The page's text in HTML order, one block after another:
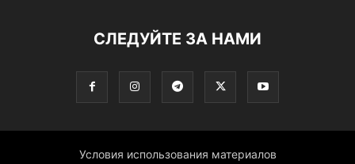
СЛЕДУЙТЕ ЗА НАМИ
Условия использования материалов